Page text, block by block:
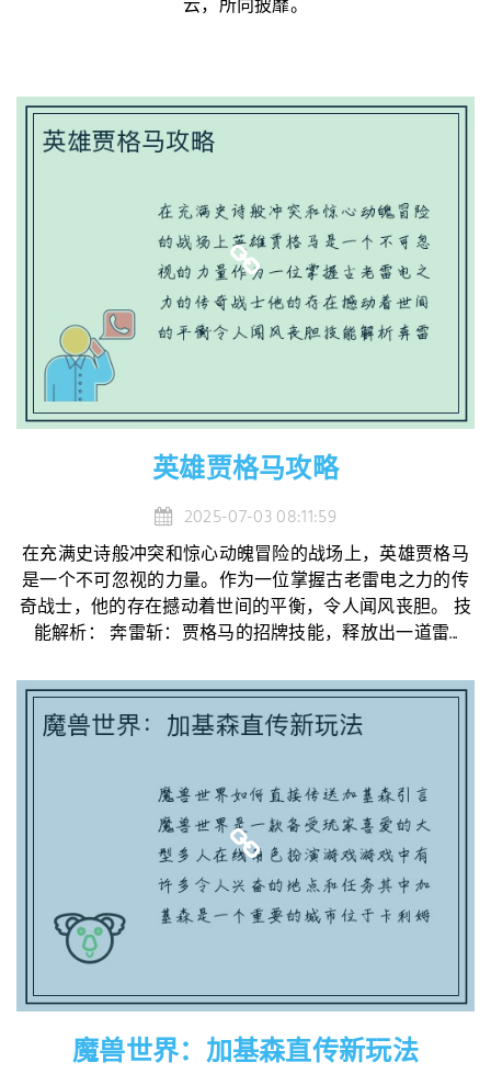
云，所向披靡。
英雄贾格马攻略
2025-07-03 08:11:59
在充满史诗般冲突和惊心动魄冒险的战场上，英雄贾格马
是一个不可忽视的力量。作为一位掌握古老雷电之力的传
奇战士，他的存在撼动着世间的平衡，令人闻风丧胆。 技
能解析： 奔雷斩：贾格马的招牌技能，释放出一道雷...
魔兽世界：加基森直传新玩法